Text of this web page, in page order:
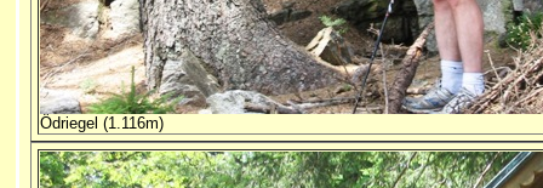
Ödriegel (1.116m)